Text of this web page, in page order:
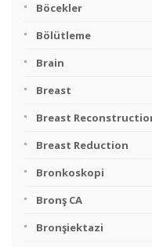
Böcekler
Bölütleme
Brain
Breast
Breast
Breast Reduction
Bronkoskopi
Bronş CA
Bronşiektazi